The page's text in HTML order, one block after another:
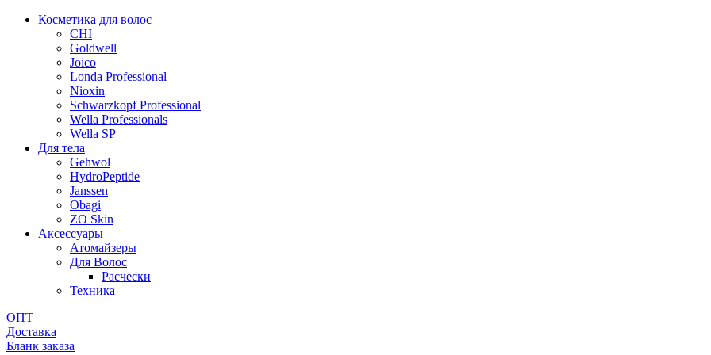
Косметика для волос
CHI
Goldwell
Joico
Londa Professional
Nioxin
Schwarzkopf Professional
Wella Professionals
Wella SP
Для тела
Gehwol
HydroPeptide
Janssen
Obagi
ZO Skin
Aксессуары
Атомайзеры
Для Волос
Расчески
Техника
ОПТ
Доставка
Бланк заказа